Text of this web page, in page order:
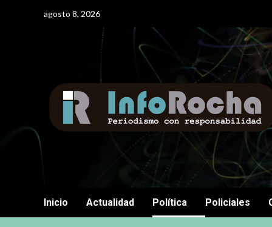
agosto 8, 2026
Inicio Actualidad Política Policiales